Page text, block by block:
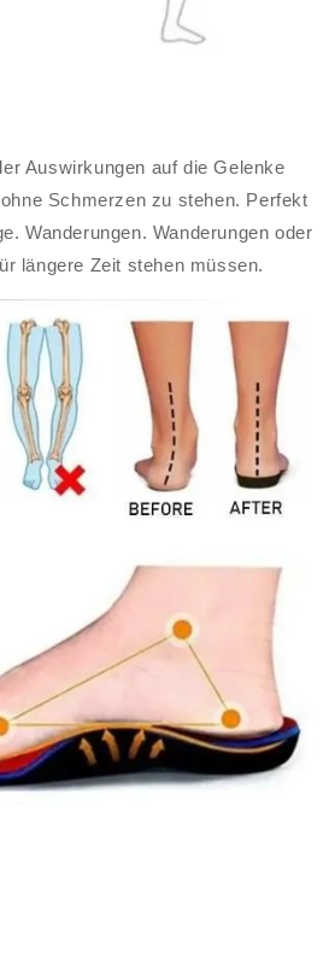
Auswirkungen auf die Gelenke
Schmerzen zu stehen. Perfekt
Wanderungen. Wanderungen oder
längere Zeit stehen müssen.